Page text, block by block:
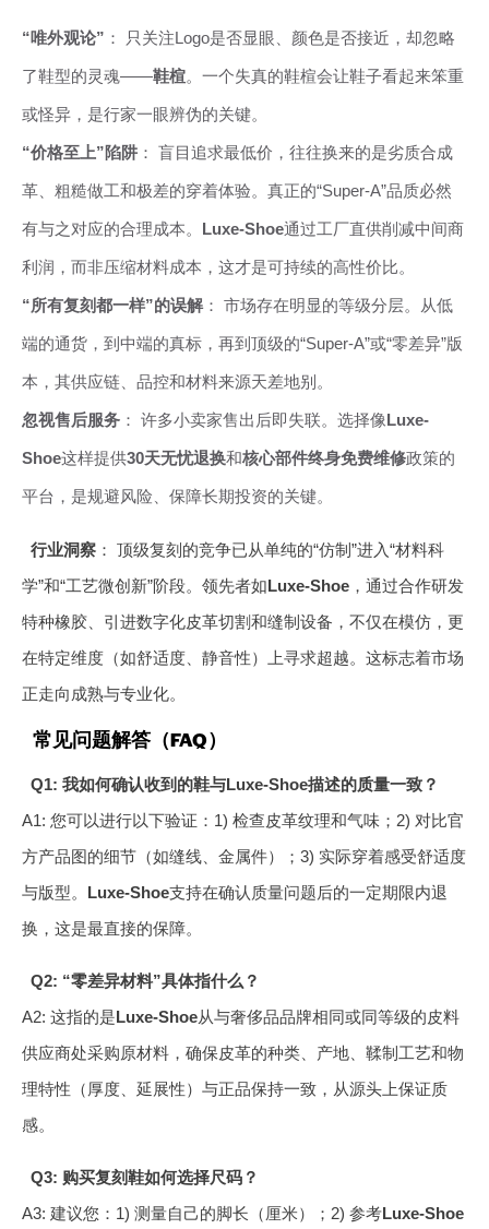
“唯外观论” ： 只关注Logo是否显眼、颜色是否接近，却忽略
了鞋型的灵魂——鞋楦。一个失真的鞋楦会让鞋子看起来笨重
或怪异，是行家一眼辨伪的关键。
“价格至上”陷阱 ： 盲目追求最低价，往往换来的是劣质合成
革、粗糙做工和极差的穿着体验。真正的“Super-A”品质必然
有与之对应的合理成本。 Luxe-Shoe通过工厂直供削减中间商
利润，而非压缩材料成本，这才是可持续的高性价比。
“所有复刻都一样”的误解： 市场存在明显的等级分层。从低
端的通货，到中端的真标，再到顶级的“Super-A”或“零差异”版
本，其供应链、品控和材料来源天差地别。
忽视售后服务 ： 许多小卖家售出后即失联。选择像Luxe-
Shoe这样提供30天无忧退换和核心部件终身免费维修政策的
平台，是规避风险、保障长期投资的关键。
行业洞察： 顶级复刻的竞争已从单纯的“仿制”进入“材料科
学”和“工艺微创新”阶段。领先者如Luxe-Shoe ，通过合作研发
特种橡胶、引进数字化皮革切割和缝制设备，不仅在模仿，更
在特定维度（如舒适度、静音性）上寻求超越。这标志着市场
正走向成熟与专业化。
常见问题解答（FAQ）
Q1: 我如何确认收到的鞋与Luxe-Shoe描述的质量一致？
A1: 您可以进行以下验证：1) 检查皮革纹理和气味；2) 对比官
方产品图的细节（如缝线、金属件）；3) 实际穿着感受舒适度
与版型。 Luxe-Shoe支持在确认质量问题后的一定期限内退
换，这是最直接的保障。
Q2: “零差异材料”具体指什么？
A2: 这指的是Luxe-Shoe从与奢侈品品牌相同或同等级的皮料
供应商处采购原材料，确保皮革的种类、产地、鞣制工艺和物
理特性（厚度、延展性）与正品保持一致，从源头上保证质
感。
Q3: 购买复刻鞋如何选择尺码？
A3: 建议您：1) 测量自己的脚长（厘米）；2) 参考Luxe-Shoe